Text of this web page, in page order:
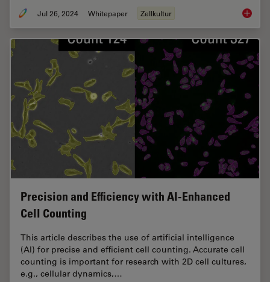
Jul 26, 2024 Whitepaper Zellkultur
Precision and Efficiency with AI-Enhanced
Cell Counting
This article describes the use of artificial intelligence
(AI) for precise and efficient cell counting. Accurate cell
counting is important for research with 2D cell cultures,
e.g., cellular dynamics,…